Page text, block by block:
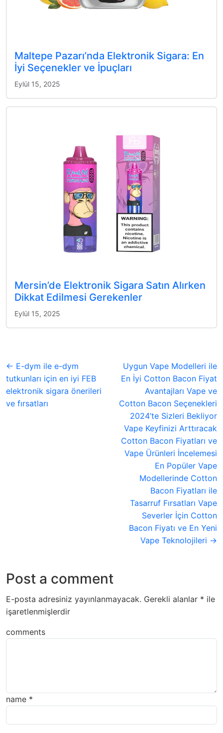
Maltepe Pazarı’nda Elektronik Sigara: En
İyi Seçenekler ve İpuçları
Eylül 15, 2025
Mersin’de Elektronik Sigara Satın Alırken
Dikkat Edilmesi Gerekenler
Eylül 15, 2025
← E-dym ile e-dym
tutkunları için en iyi FEB
elektronik sigara önerileri
ve fırsatları
Uygun Vape Modelleri ile
En İyi Cotton Bacon Fiyat
Avantajları Vape ve
Cotton Bacon Seçenekleri
2024’te Sizleri Bekliyor
Vape Keyfinizi Arttıracak
Cotton Bacon Fiyatları ve
Vape Ürünleri İncelemesi
En Popüler Vape
Modellerinde Cotton
Bacon Fiyatları ile
Tasarruf Fırsatları Vape
Severler İçin Cotton
Bacon Fiyatı ve En Yeni
Vape Teknolojileri →
Post a comment
E-posta adresiniz yayınlanmayacak. Gerekli alanlar * ile
işaretlenmişlerdir
comments
name *